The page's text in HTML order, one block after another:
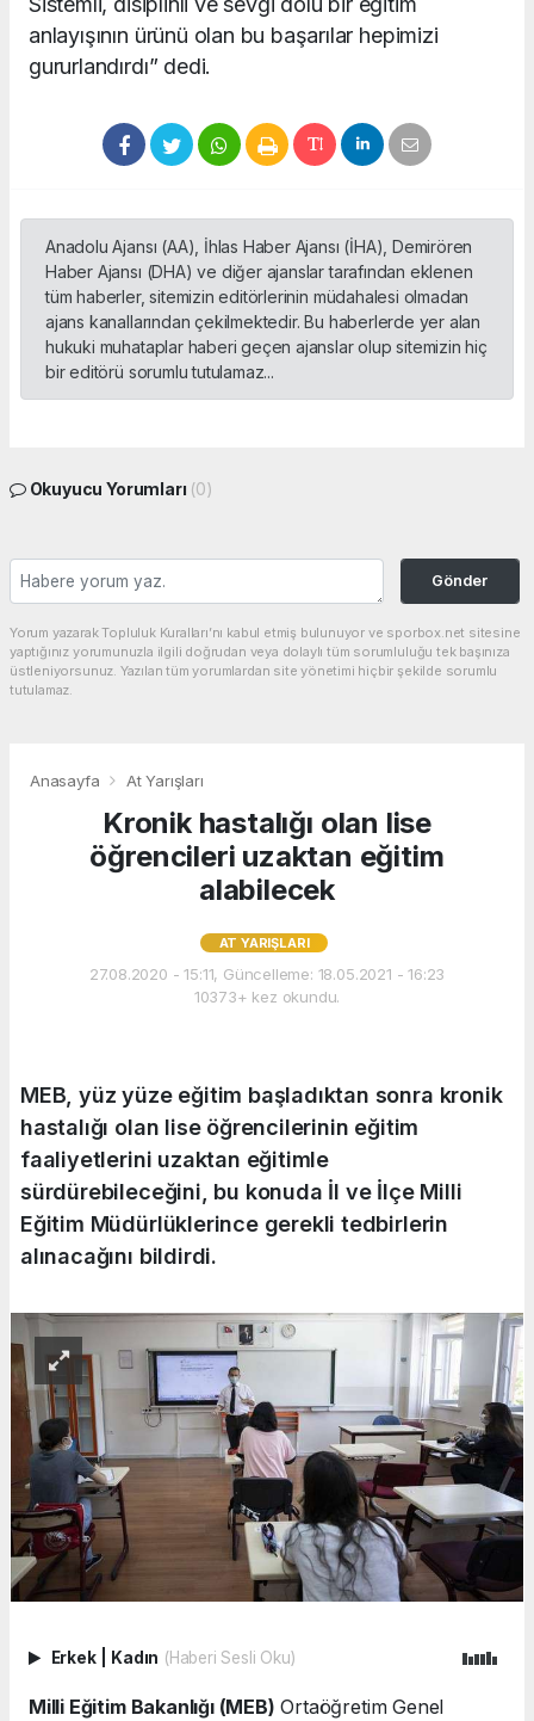
anlayışının ürünü olan bu başarılar hepimizi
gururlandırdı” dedi.
Anadolu Ajansı (AA), İhlas Haber Ajansı (İHA), Demirören
Haber Ajansı (DHA) ve diğer ajanslar tarafından eklenen
tüm haberler, sitemizin editörlerinin müdahalesi olmadan
ajans kanallarından çekilmektedir. Bu haberlerde yer alan
hukuki muhataplar haberi geçen ajanslar olup sitemizin hiç
bir editörü sorumlu tutulamaz...
Okuyucu Yorumları (0)
Gönder
Yorum yazarak Topluluk Kuralları’nı kabul etmiş bulunuyor ve sporbox.net sitesine
yaptığınız yorumunuzla ilgili doğrudan veya dolaylı tüm sorumluluğu tek başınıza
üstleniyorsunuz. Yazılan tüm yorumlardan site yönetimi hiçbir şekilde sorumlu
tutulamaz.
Anasayfa At Yarışları
Kronik hastalığı olan lise
öğrencileri uzaktan eğitim
alabilecek
AT YARIŞLARI
27.08.2020 - 15:11, Güncelleme: 18.05.2021 - 16:23
10373+ kez okundu.
MEB, yüz yüze eğitim başladıktan sonra kronik
hastalığı olan lise öğrencilerinin eğitim
faaliyetlerini uzaktan eğitimle
sürdürebileceğini, bu konuda İl ve İlçe Milli
Eğitim Müdürlüklerince gerekli tedbirlerin
alınacağını bildirdi.
Erkek Kadın (Haberi Sesli Oku)
Milli Eğitim Bakanlığı (MEB) Ortaöğretim Genel